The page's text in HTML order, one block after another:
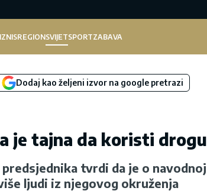
REGIONSVIJETSPORTZABAVA
Dodaj kao željeni izvor na google pretrazi
je tajna da koristi drogu
tvrdi da je o navodnoj
ljudi iz njegovog okruženja